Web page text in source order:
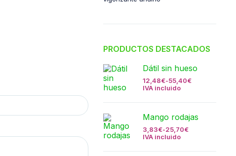
PRODUCTOS DESTACADOS
Dátil sin hueso
12,48€-55,40€
IVA incluido
Mango rodajas
3,83€-25,70€
IVA incluido